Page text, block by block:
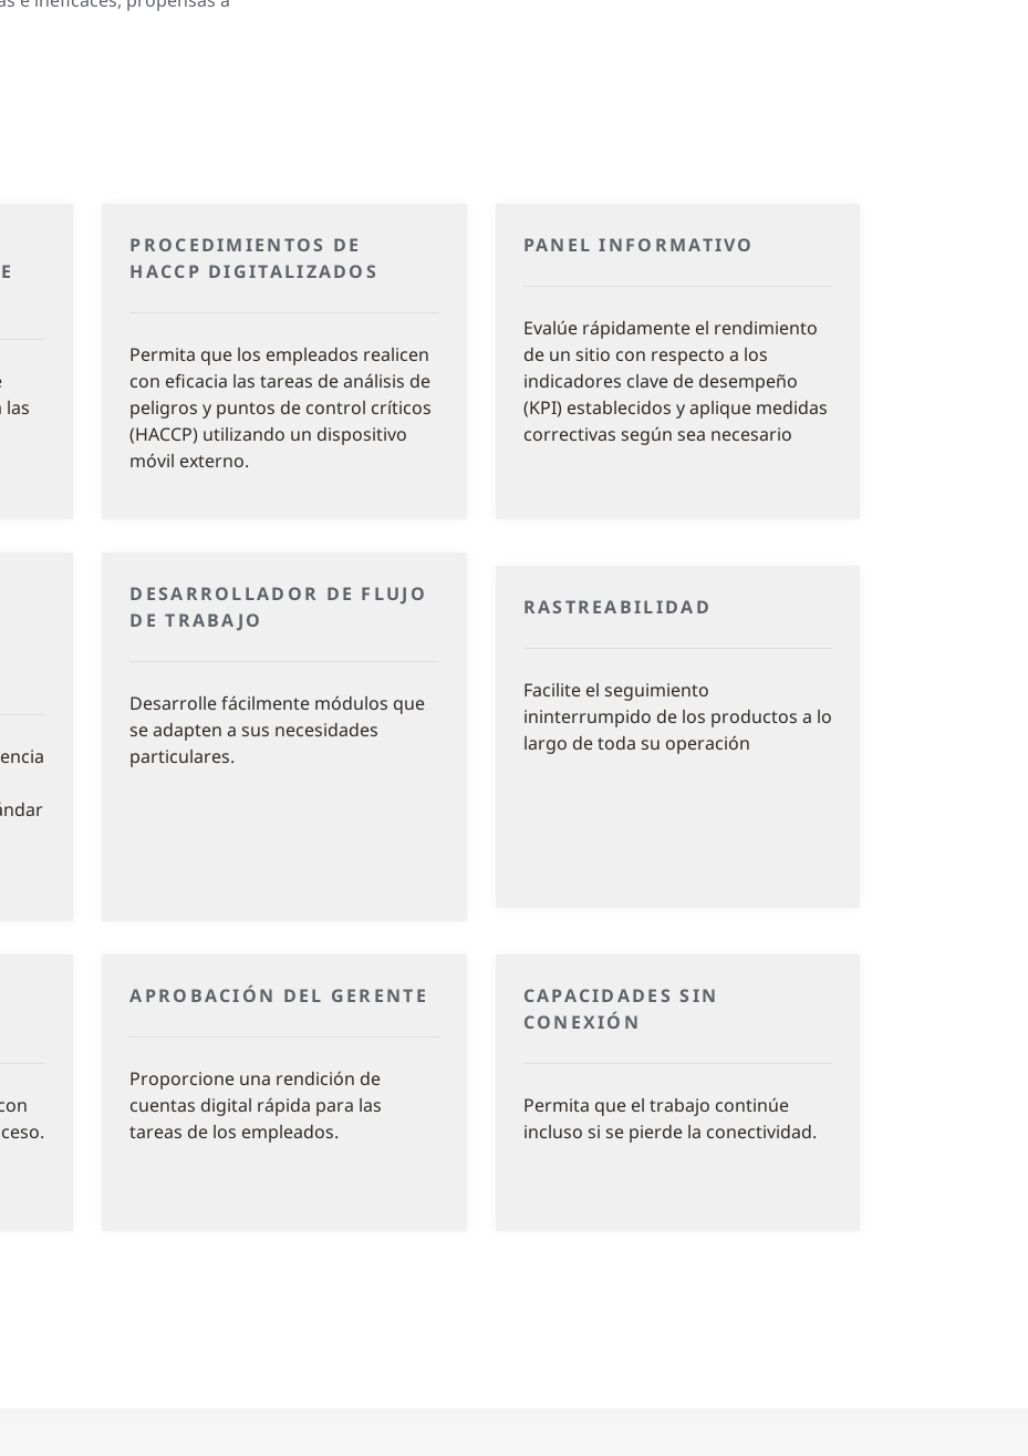
las
PROCEDIMIENTOS DE
HACCP DIGITALIZADOS
Permita que los empleados realicen
con eficacia las tareas de análisis de
peligros y puntos de control críticos
(HACCP) utilizando un dispositivo
móvil externo.
PANEL INFORMATIVO
Evalúe rápidamente el rendimiento
de un sitio con respecto a los
indicadores clave de desempeño
(KPI) establecidos y aplique medidas
correctivas según sea necesario
DESARROLLADOR DE FLUJO
DE TRABAJO
Desarrolle fácilmente módulos que
se adapten a sus necesidades
particulares.
RASTREABILIDAD
Facilite el seguimiento
ininterrumpido de los productos a lo
largo de toda su operación
APROBACIÓN DEL GERENTE
Proporcione una rendición de
cuentas digital rápida para las
tareas de los empleados.
CAPACIDADES SIN
CONEXIÓN
Permita que el trabajo continúe
incluso si se pierde la conectividad.